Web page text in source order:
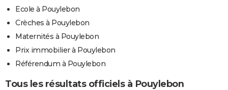
Ecole à Pouylebon
Crèches à Pouylebon
Maternités à Pouylebon
Prix immobilier à Pouylebon
Référendum à Pouylebon
Tous les résultats officiels à Pouylebon